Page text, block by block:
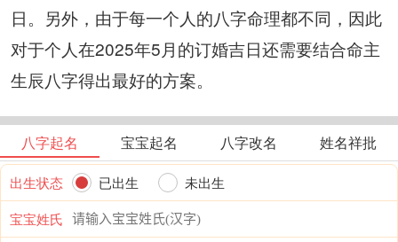
日。另外，由于每一个人的八字命理都不同，因此
对于个人在2025年5月的订婚吉日还需要结合命主
生辰八字得出最好的方案。
八字起名 宝宝起名 八字改名 姓名祥批
出生状态 已出生
未出生
宝宝姓氏